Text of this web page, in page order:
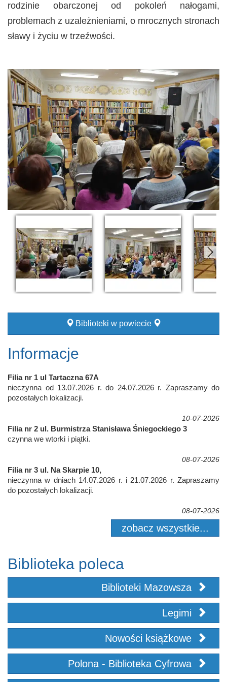
rodzinie obarczonej od pokoleń nałogami,
problemach z uzależnieniami, o mrocznych stronach
sławy i życiu w trzeźwości.
Biblioteki w powiecie
Informacje
Filia nr 1 ul Tartaczna 67A
nieczynna od 13.07.2026 r. do 24.07.2026 r. Zapraszamy do
pozostałych lokalizacji.
10-07-2026
Filia nr 2 ul. Burmistrza Stanisława Śniegockiego 3
czynna we wtorki i piątki.
08-07-2026
Filia nr 3 ul. Na Skarpie 10,
nieczynna w dniach 14.07.2026 r. i 21.07.2026 r. Zapraszamy
do pozostałych lokalizacji.
08-07-2026
zobacz wszystkie...
Biblioteka poleca
Biblioteki Mazowsza
Legimi
Nowości książkowe
Polona - Biblioteka Cyfrowa